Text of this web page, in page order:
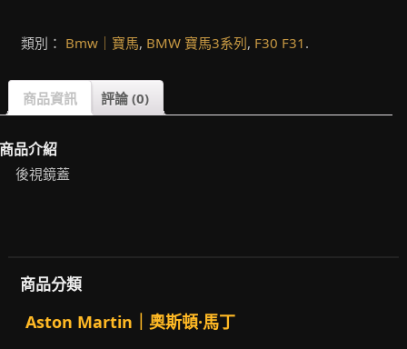
類別： Bmw｜寶馬, BMW 寶馬3系列, F30 F31 .
商品資訊 評論 (0)
品介紹
後視鏡蓋
商品分類
Aston Martin｜奧斯頓·馬丁